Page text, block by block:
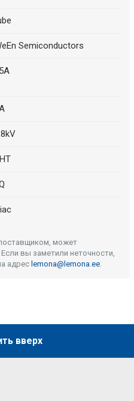
Semiconductors
может
вы заметили неточности,
адрес lemona@lemona.ee.
вверх